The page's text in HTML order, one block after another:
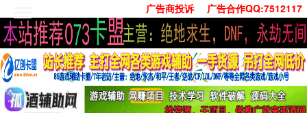
广告商投诉 广告合作QQ:7512117
首页
技术学习
安卓绿化